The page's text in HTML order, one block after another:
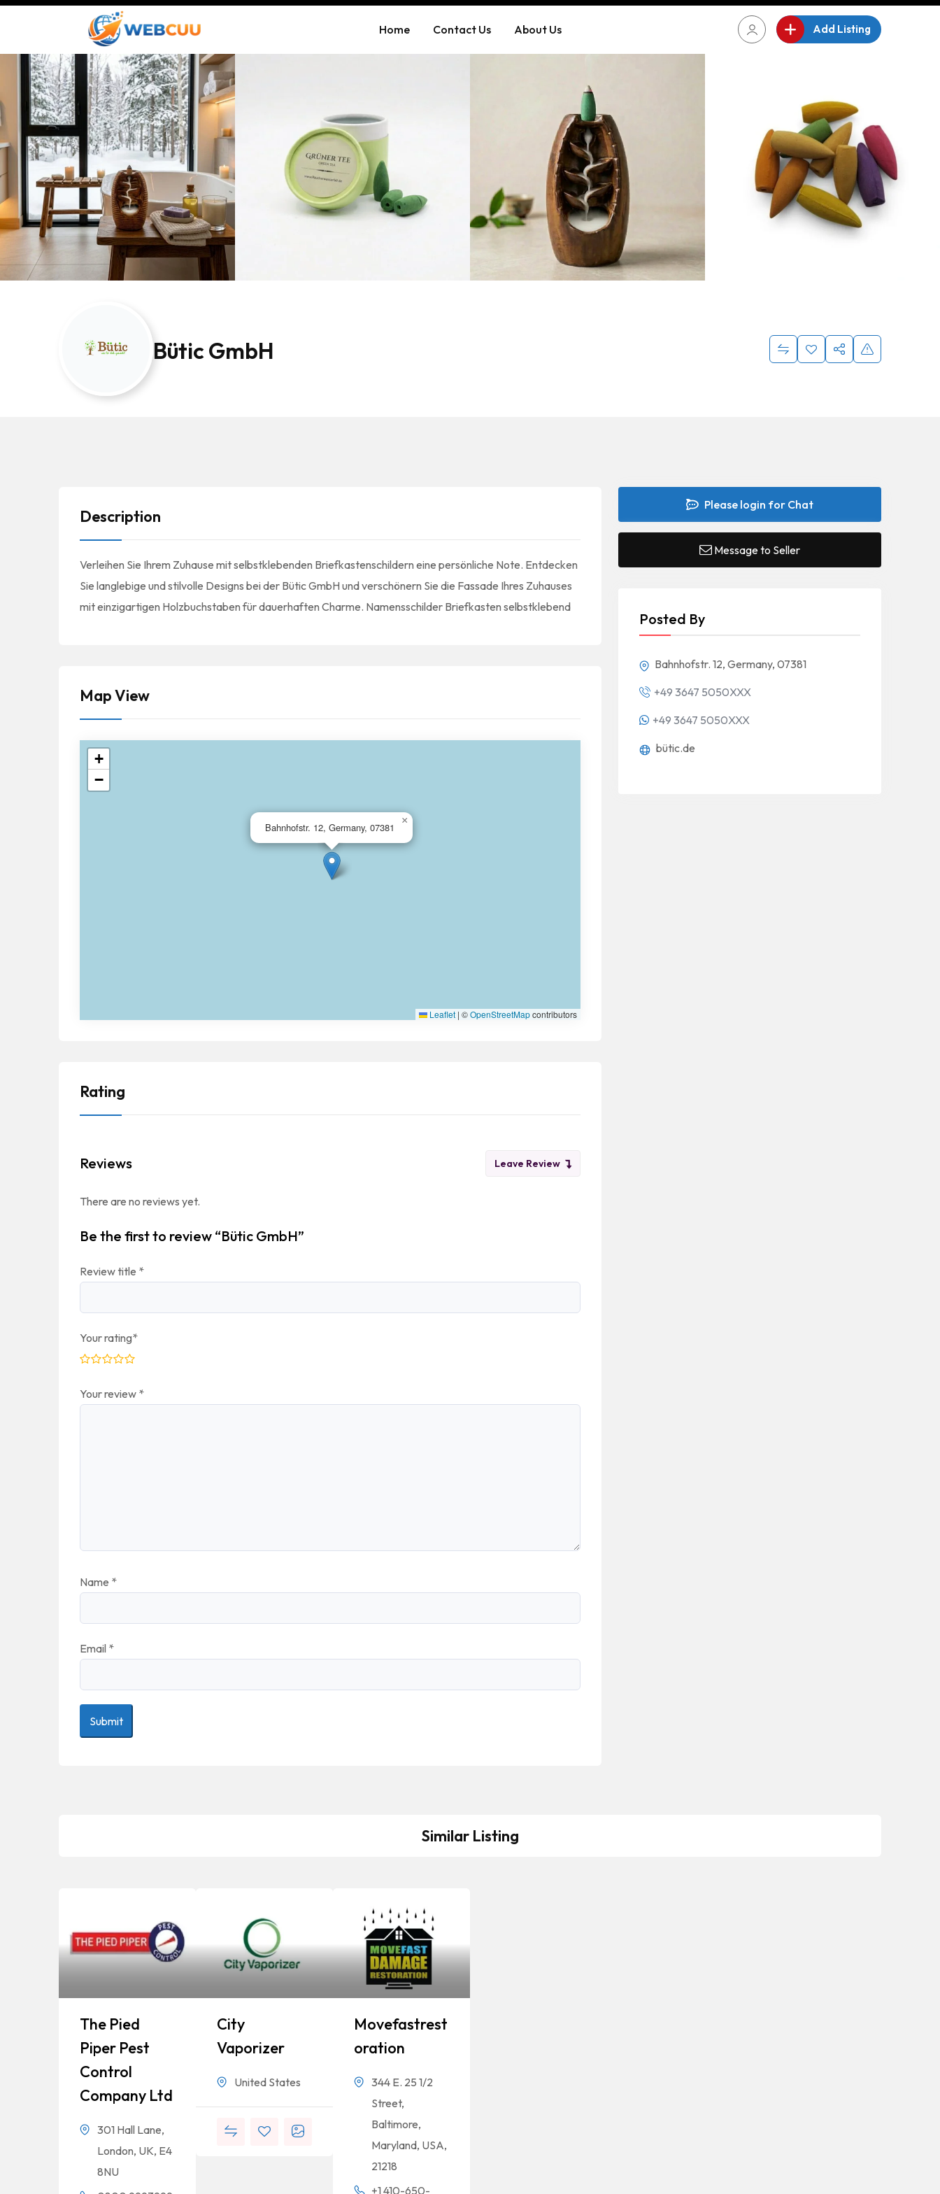
Home Contact Us About Us Add Listing
Bütic GmbH
Description
Verleihen Sie Ihrem Zuhause mit selbstklebenden Briefkastenschildern eine persönliche Note. Entdecken
Sie langlebige und stilvolle Designs bei der Bütic GmbH und verschönern Sie die Fassade Ihres Zuhauses
mit einzigartigen Holzbuchstaben für dauerhaften Charme. Namensschilder Briefkasten selbstklebend
Map View
Bahnhofstr. 12, Germany, 07381
×
+
−
Leaflet | ©OpenStreetMapcontributors
Rating
Reviews Leave Review
There are no reviews yet.
Be the first to review “Bütic GmbH”
Review title *
Your rating*
Your review *
Name *
Email *
Please login for Chat
Message to Seller
Posted By
Bahnhofstr. 12, Germany, 07381
+49 3647 5050XXX
+49 3647 5050XXX
bütic.de
Similar Listing
The Pied
Piper Pest
Control
Company Ltd
301 Hall Lane,
London, UK, E4
8NU
City
Vaporizer
United States
Movefastrest
Oration
344 E. 25 1/2
Street,
Baltimore,
Maryland, USA,
21218
+1 410-650-